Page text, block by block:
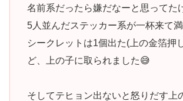
名前系だったら嫌だなーと思ってた
5人並んだステッカー系が一杯来て満
シークレットは1個出た(上の金箔押
ど、上の子に取られました😅
そしてテヒョン出ないと怒りだす上